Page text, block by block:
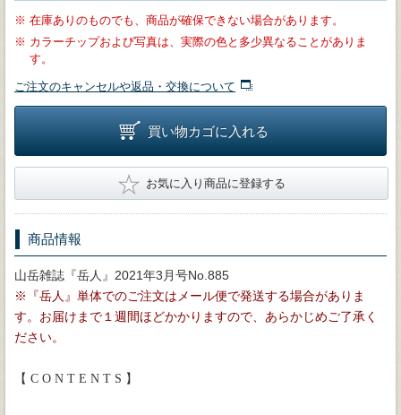
※ 在庫ありのものでも、商品が確保できない場合があります。
※ カラーチップおよび写真は、実際の色と多少異なることがありま
す。
ご注文のキャンセルや返品・交換について
買い物カゴに入れる
★ お気に入り商品に登録する
商品情報
山岳雑誌『岳人』2021年3月号No.885
※『岳人』単体でのご注文はメール便で発送する場合がありま
す。お届けまで１週間ほどかかりますので、あらかじめご了承く
ださい。
【 C O N T E N T S 】